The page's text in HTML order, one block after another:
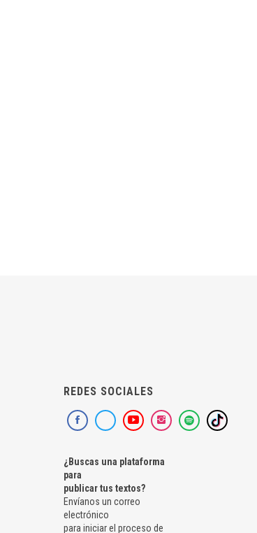
REDES SOCIALES
¿Buscas una plataforma
para
publicar tus textos?
Envíanos un correo
electrónico
para iniciar el proceso de